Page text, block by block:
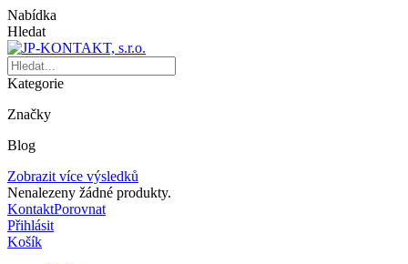
Nabídka
Hledat
Kategorie
Značky
Blog
Zobrazit více výsledků
Nenalezeny žádné produkty.
KontaktPorovnat
Přihlásit
Košík